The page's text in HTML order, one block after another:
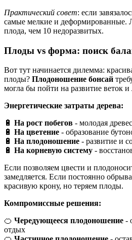
Практический совет: если
самые мелкие и деформированные.
плода, чем 10 недоразвитых.
Плоды vs форма: поиск
Вот тут начинается дилемма:
плоды? Плодоношение бонсай
могла бы пойти на развитие веток и
Энергетические затраты дерева:
🔋 На рост побегов - молодая
🔋 На цветение - образование
🔋 На плодоношение - развитие и
🔋 На корневую систему -
Если позволяем цвести и
замедляется. Если постоянно
красивую крону, но теряем плоды.
Компромиссные решения:
🍊 Чередующееся плодоношение -
отдых